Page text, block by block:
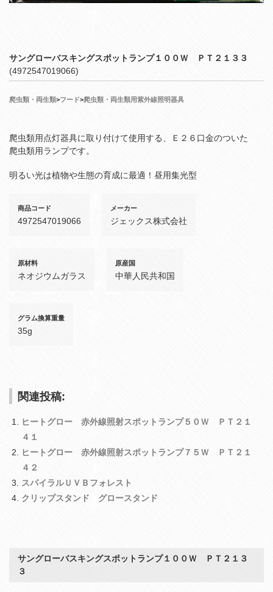
サングローバスキングスポットランプ１００Ｗ ＰＴ２１３３
(4972547019066)
爬虫類・両生類>フード>爬虫類・両生類用紫外線照明器具
爬虫類用点灯器具に取り付けて使用する、Ｅ２６口金のついた
爬虫類用ランプです。
明るい光は植物や生態の育成に最適！昼用集光型
商品コード
4972547019066
メーカー
ジェックス株式会社
原材料
ネオジウムガラス
原産国
中華人民共和国
グラム換算重量
35g
関連投稿:
ヒートグロー 赤外線照射スポットランプ５０Ｗ ＰＴ２１
４１
ヒートグロー 赤外線照射スポットランプ７５Ｗ ＰＴ２１
４２
スパイラルＵＶＢフォレスト
クリップスタンド グロースタンド
サングローバスキングスポットランプ１００Ｗ ＰＴ２１３
３